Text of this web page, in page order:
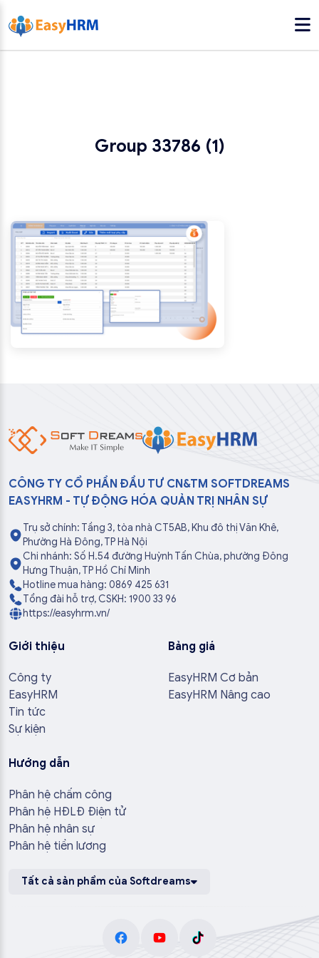
Group 33786 (1)
CÔNG TY CỔ PHẦN ĐẦU TƯ CN&TM SOFTDREAMS
EASYHRM - TỰ ĐỘNG HÓA QUẢN TRỊ NHÂN SỰ
Trụ sở chính: Tầng 3, tòa nhà CT5AB, Khu đô thị Văn Khê,
Phường Hà Đông, TP Hà Nội
Chi nhánh: Số H.54 đường Huỳnh Tấn Chùa, phường Đông
Hưng Thuận, TP Hồ Chí Minh
Hotline mua hàng: 0869 425 631
Tổng đài hỗ trợ, CSKH: 1900 33 96
https://easyhrm.vn/
Giới thiệu
Công ty
EasyHRM
Tin tức
Sự kiện
Bảng giá
EasyHRM Cơ bản
EasyHRM Nâng cao
Hướng dẫn
Phân hệ chấm công
Phân hệ HĐLĐ Điện tử
Phân hệ nhân sự
Phân hệ tiền lương
Tất cả sản phẩm của Softdreams